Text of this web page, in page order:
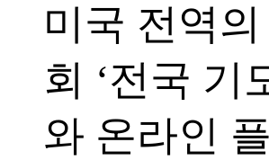
미국 전역
회 ‘전국 기
와 온라인